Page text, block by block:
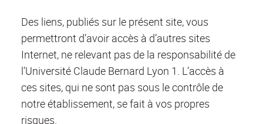
Des liens, publiés sur le présent site, vous
permettront d’avoir accès à d’autres sites
Internet, ne relevant pas de la responsabilité de
l’Université Claude Bernard Lyon 1. L’accès à
ces sites, qui ne sont pas sous le contrôle de
notre établissement, se fait à vos propres
risques.